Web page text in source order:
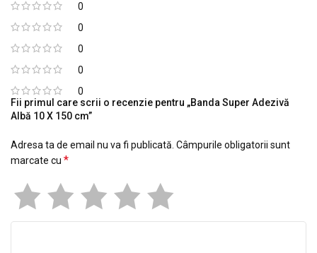
0
0
0
0
0
Fii primul care scrii o recenzie pentru „Banda Super Adezivă
Albă 10 X 150 cm”
Adresa ta de email nu va fi publicată. Câmpurile obligatorii sunt
marcate cu *